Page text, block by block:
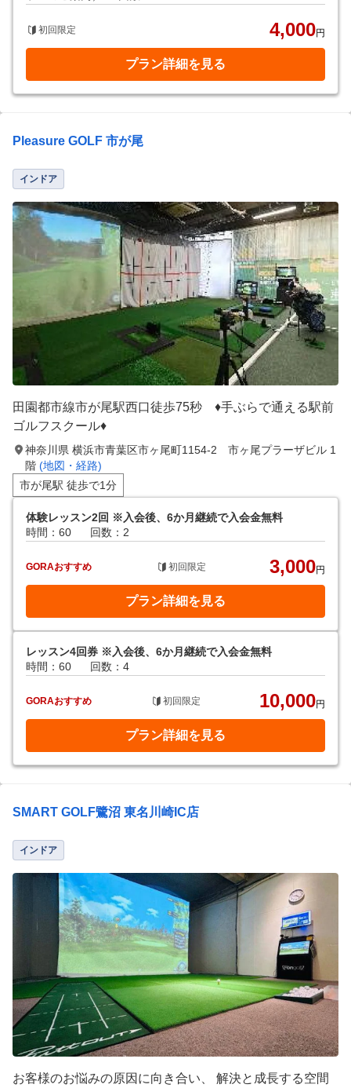
初回限定 4,000円
プラン詳細を見る
Pleasure GOLF 市が尾
インドア
田園都市線市が尾駅西口徒歩75秒 ♦手ぶらで通える駅前
ゴルフスクール♦
神奈川県 横浜市青葉区市ヶ尾町1154-2 市ヶ尾プラーザビル 1
階 (地図・経路)
市が尾駅 徒歩で1分
体験レッスン2回 ※入会後、6か月継続で入会金無料
時間：60
回数：2
GORAおすすめ 初回限定 3,000円
プラン詳細を見る
レッスン4回券 ※入会後、6か月継続で入会金無料
時間：60
回数：4
GORAおすすめ 初回限定 10,000円
プラン詳細を見る
SMART GOLF鷺沼 東名川崎IC店
インドア
お客様のお悩みの原因に向き合い、 解決と成長する空間